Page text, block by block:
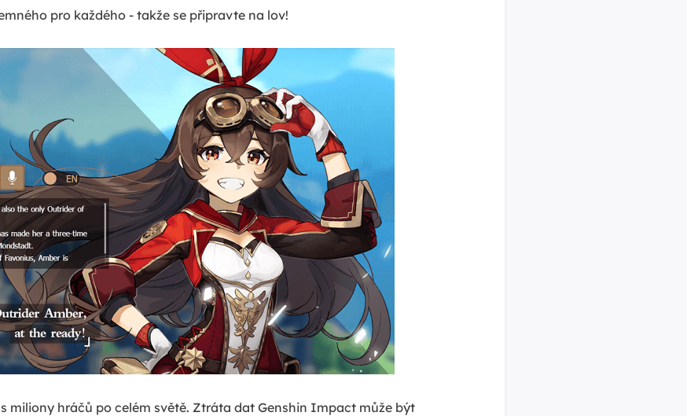
pro každého - takže se připravte na lov!
miliony hráčů po celém světě. Ztráta dat Genshin Impact může být